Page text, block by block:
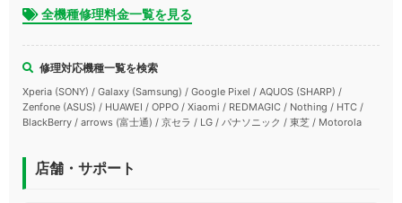
全機種修理料金一覧を見る
修理対応機種一覧を検索
Xperia (SONY) / Galaxy (Samsung) / Google Pixel / AQUOS (SHARP) /
Zenfone (ASUS) / HUAWEI / OPPO / Xiaomi / REDMAGIC / Nothing / HTC /
BlackBerry / arrows (富士通) / 京セラ / LG / パナソニック / 東芝 / Motorola
店舗・サポート